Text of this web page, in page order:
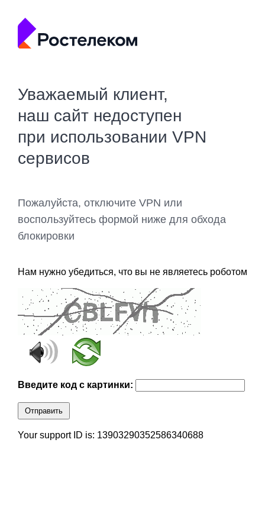
Уважаемый клиент,
наш сайт недоступен
при использовании VPN
сервисов
Пожалуйста, отключите VPN или
воспользуйтесь формой ниже для обхода
блокировки
Нам нужно убедиться, что вы не являетесь роботом
Введите код с картинки:
Отправить
Your support ID is: 13903290352586340688